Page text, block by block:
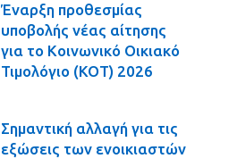
Έναρξη προθεσμίας
υποβολής νέας αίτησης
για το Κοινωνικό Οικιακό
Τιμολόγιο (ΚΟΤ) 2026
Σημαντική αλλαγή για τις
εξώσεις των ενοικιαστών